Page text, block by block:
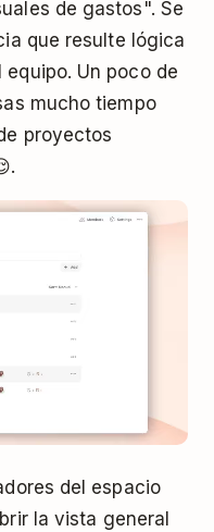
de gastos". Se
que resulte lógica
Un poco de
mucho tiempo
proyectos
del espacio
la vista general